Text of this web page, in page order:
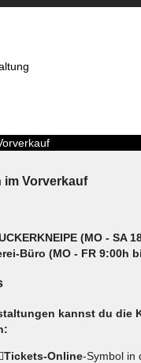
im Vorverkauf
(MO - SA
Büro (MO - FR 9:00h
kannst du die
Tickets-Online-Symbol in